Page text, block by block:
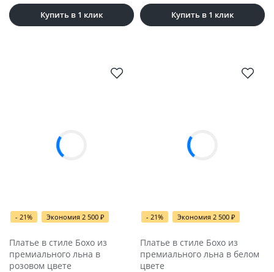
Купить в 1 клик Купить в 1 клик
- 21% Экономия 2 500 ₽
Платье в стиле Бохо из
премиального льна в
розовом цвете
- 21% Экономия 2 500 ₽
Платье в стиле Бохо из
премиального льна в белом
цвете